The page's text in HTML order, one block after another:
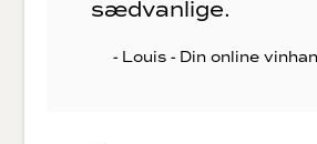
sædvanlige.
- Louis - Din online